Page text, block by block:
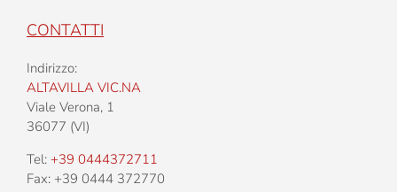
CONTATTI
Indirizzo:
ALTAVILLA VIC.NA
Viale Verona, 1
36077 (VI)
Tel: +39 0444372711
Fax: +39 0444 372770